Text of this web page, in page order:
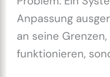
Anpassung
an seine
funktionieren,